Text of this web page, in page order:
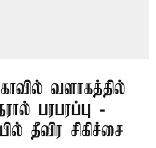
வளாகத்தில்
பரபரப்பு -
தீவிர சிகிச்சை